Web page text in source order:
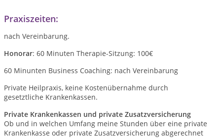
Praxiszeiten:
nach Vereinbarung.
Honorar: 60 Minuten Therapie-Sitzung: 100€
60 Minunten Business Coaching: nach Vereinbarung
Private Heilpraxis, keine Kostenübernahme durch
gesetztliche Krankenkassen.
Private Krankenkassen und private Zusatzversicherung
Ob und in welchen Umfang meine Stunden über eine private
Krankenkasse oder private Zusatzversicherung abgerechnet